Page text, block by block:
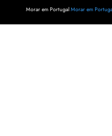
Morar em Portugal Morar em